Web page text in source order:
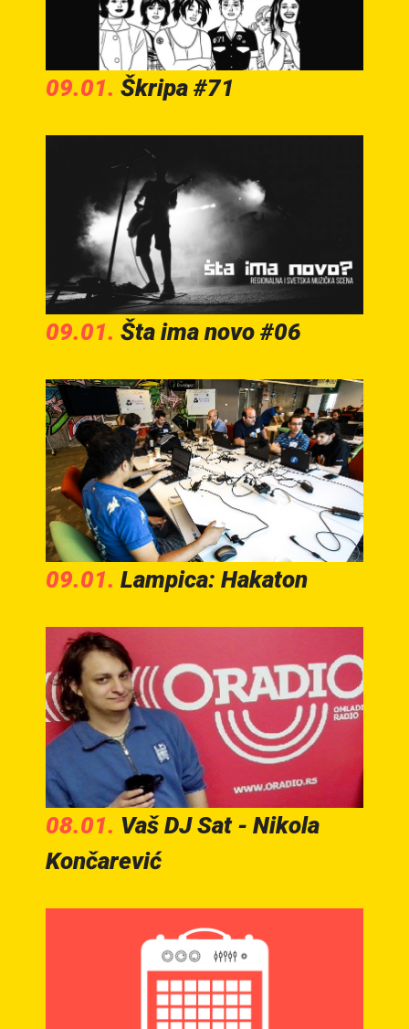
09.01. Škripa #71
09.01. Šta ima novo #06
09.01. Lampica: Hakaton
08.01. Vaš DJ Sat - Nikola
Končarević